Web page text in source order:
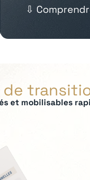
⇩
et mobilisables